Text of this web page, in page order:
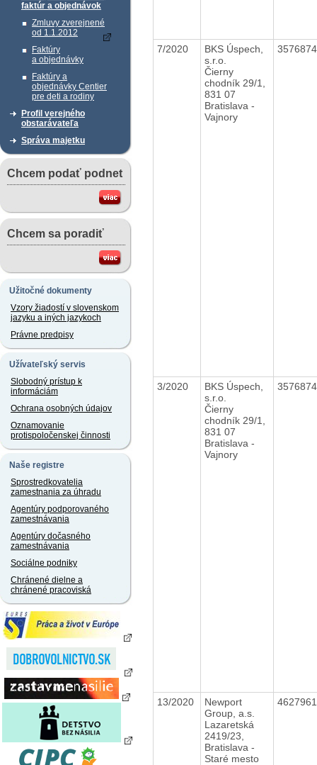
faktúr a objednávok
Zmluvy zverejnené
od 1.1.2012
Faktúry
a objednávky
Faktúry a
objednávky Centier
pre deti a rodiny
Profil verejného
obstarávateľa
Správa majetku
Chcem podať podnet
Chcem sa poradiť
Užitočné dokumenty
Vzory žiadostí v slovenskom
jazyku a iných jazykoch
Právne predpisy
Užívateľský servis
Slobodný prístup k
informáciám
Ochrana osobných údajov
Oznamovanie
protispoločenskej činnosti
Naše registre
Sprostredkovatelia
zamestnania za úhradu
Agentúry podporovaného
zamestnávania
Agentúry dočasného
zamestnávania
Sociálne podniky
Chránené dielne a
chránené pracoviská
7/2020
BKS Úspech,
s.r.o.
Čierny
chodník 29/1,
831 07
Bratislava -
Vajnory
3/2020
BKS Úspech,
s.r.o.
Čierny
chodník 29/1,
831 07
Bratislava -
Vajnory
13/2020
Newport
Group, a.s.
Lazaretská
2419/23,
Bratislava -
Staré mesto